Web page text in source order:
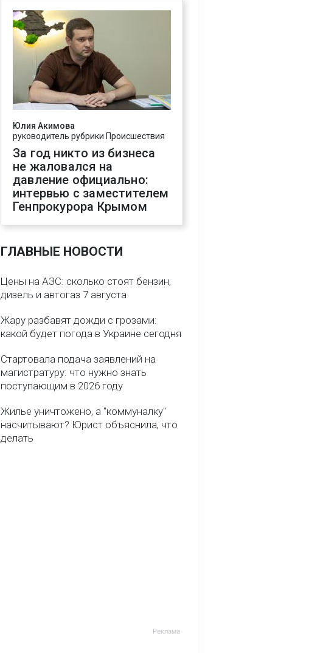
Юлия Акимова
руководитель рубрики Происшествия
За год никто из бизнеса
не жаловался на
давление официально:
интервью с заместителем
Генпрокурора Крымом
ГЛАВНЫЕ НОВОСТИ
Цены на АЗС: сколько стоят бензин,
дизель и автогаз 7 августа
Жару разбавят дожди с грозами:
какой будет погода в Украине сегодня
Стартовала подача заявлений на
магистратуру: что нужно знать
поступающим в 2026 году
Жилье уничтожено, а "коммуналку"
насчитывают? Юрист объяснила, что
делать